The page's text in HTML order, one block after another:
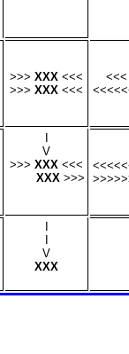
>>> XXX <<<
>>> XXX <<<
V
>>> XXX <<<
XXX >>>
V
XXX